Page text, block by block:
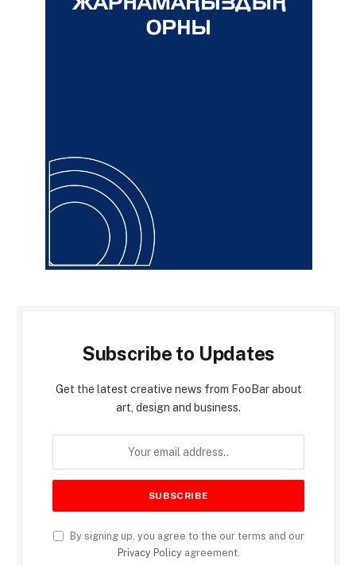
Subscribe to Updates
Get the latest creative news from FooBar about
art, design and business.
By signing up, you agree to the our terms and our
Privacy Policyagreement.